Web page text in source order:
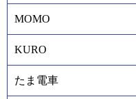
MOMO
KURO
たま電車